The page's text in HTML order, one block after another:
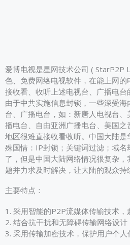
爱博电视是星网技术公司 ( StarP2P
色、免费网络电视软件，在能上网
接收看、收听上述电视台、广播电台
由于中共实施信息封锁，一些深受
台、广播电台，如：新唐人电视台
播电台、自由亚洲广播电台、美国
地区很难直接收看收听。中国大陆
殊国情：IP封锁；关键词过滤；域
了，但是中国大陆网络情况很复杂
题并力求及时解决，让大陆的观众持
主要特点：
1. 采用智能的P2P流媒体传输技术，
2. 结合抗干扰和无障碍传输网络设计
3. 采用传输加密技术，保护用户个人